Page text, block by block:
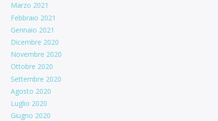
Marzo 2021
Febbraio 2021
Gennaio 2021
Dicembre 2020
Novembre 2020
Ottobre 2020
Settembre 2020
Agosto 2020
Luglio 2020
Giugno 2020